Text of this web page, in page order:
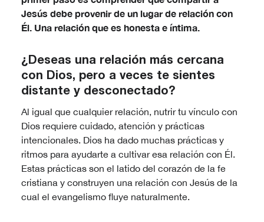
Jesús debe provenir de un lugar de relación con
Él. Una relación que es honesta e íntima.
¿Deseas una relación más cercana
con Dios, pero a veces te sientes
distante y desconectado?
Al igual que cualquier relación, nutrir tu vínculo con
Dios requiere cuidado, atención y prácticas
intencionales. Dios ha dado muchas prácticas y
ritmos para ayudarte a cultivar esa relación con Él.
Estas prácticas son el latido del corazón de la fe
cristiana y construyen una relación con Jesús de la
cual el evangelismo fluye naturalmente.